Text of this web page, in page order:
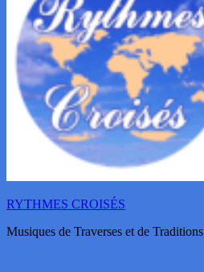
RYTHMES CROISÉS
Musiques de Traverses et de Traditions